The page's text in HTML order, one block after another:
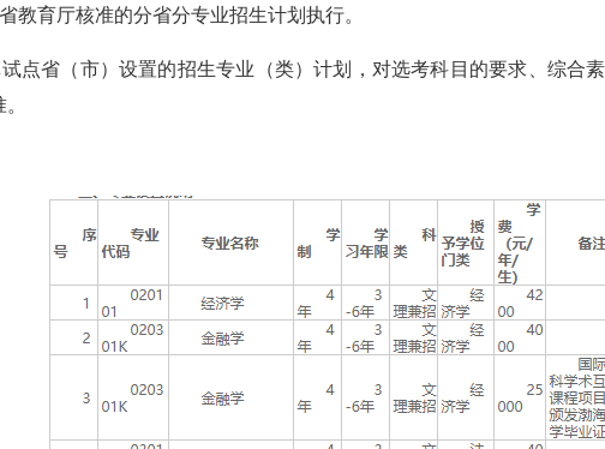
教育厅核准的分省分专业招生计划执行。
点省（市）设置的招生专业（类）计划，对选考科目的要求、综合